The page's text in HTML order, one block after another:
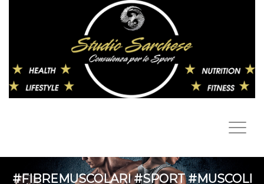
#FIBREMUSCOLARI #SPORT #MUSCOLI